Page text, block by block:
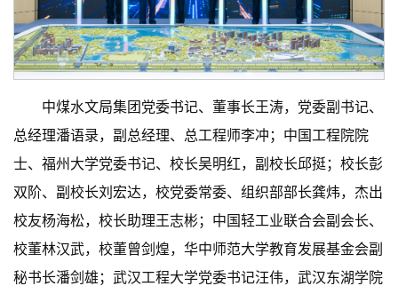
中煤水文局集团党委书记、董事长王涛，党委副书记、
总经理潘语录，副总经理、总工程师李冲；中国工程院院
士、福州大学党委书记、校长吴明红，副校长邱挺；校长彭
双阶、副校长刘宏达，校党委常委、组织部部长龚炜，杰出
校友杨海松，校长助理王志彬；中国轻工业联合会副会长、
校董林汉武，校董曾剑煌，华中师范大学教育发展基金会副
秘书长潘剑雄；武汉工程大学党委书记汪伟，武汉东湖学院